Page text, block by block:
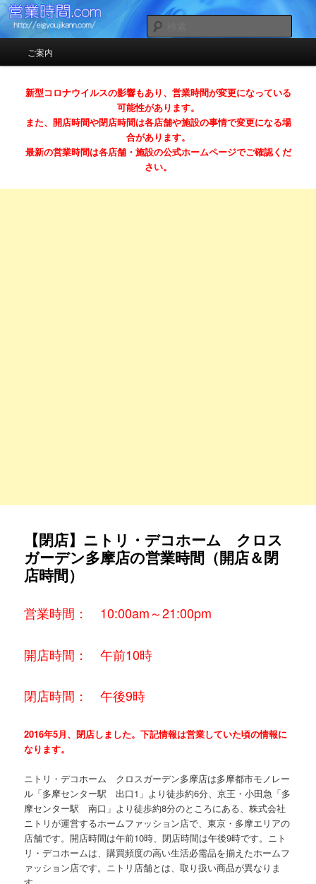
営業時間.com （スマホ対応）
お店の営業時間（開店時間＆閉店時間）ガイドサイト
索
メインコンテンツへ移動
サブコンテンツへ移動
ご案内
新型コロナウイルスの影響もあり、営業時間が変更になっている
可能性があります。
また、開店時間や閉店時間は各店舗や施設の事情で変更になる場
合があります。
最新の営業時間は各店舗・施設の公式ホームページでご確認くだ
さい。
【閉店】ニトリ・デコホーム クロス
ガーデン多摩店の営業時間（開店＆閉
店時間）
営業時間： 10:00am～21:00pm
開店時間： 午前10時
閉店時間： 午後9時
2016年5月、閉店しました。下記情報は営業していた頃の情報に
なります。
ニトリ・デコホーム クロスガーデン多摩店は多摩都市モノレー
ル「多摩センター駅 出口1」より徒歩約6分、京王・小田急「多
摩センター駅 南口」より徒歩約8分のところにある、株式会社
ニトリが運営するホームファッション店で、東京・多摩エリアの
店舗です。開店時間は午前10時、閉店時間は午後9時です。ニト
リ・デコホームは、購買頻度の高い生活必需品を揃えたホームフ
ァッション店です。ニトリ店舗とは、取り扱い商品が異なりま